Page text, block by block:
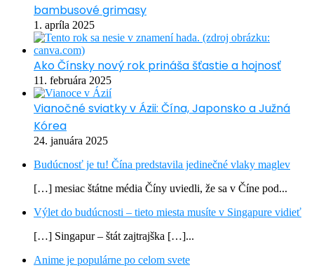
bambusové grimasy
1. apríla 2025
Ako Čínsky nový rok prináša šťastie a hojnosť
11. februára 2025
Vianočné sviatky v Ázii: Čína, Japonsko a Južná
Kórea
24. januára 2025
Budúcnosť je tu! Čína predstavila jedinečné vlaky maglev
[…] mesiac štátne média Číny uviedli, že sa v Číne pod...
Výlet do budúcnosti – tieto miesta musíte v Singapure vidieť
[…] Singapur – štát zajtrajška […]...
Anime je populárne po celom svete